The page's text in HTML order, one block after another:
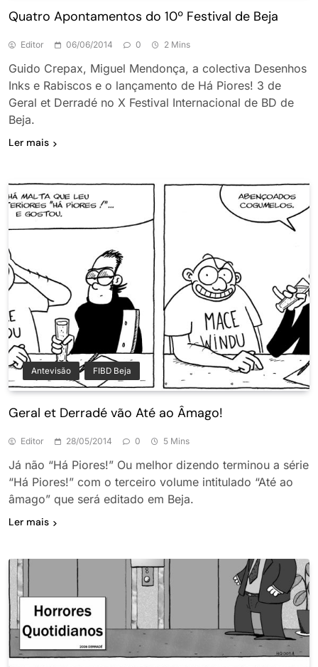
Quatro Apontamentos do 10º Festival de Beja
Editor 06/06/2014 0 2 Mins
Guido Crepax, Miguel Mendonça, a colectiva Desenhos
Inks e Rabiscos e o lançamento de Há Piores! 3 de
Geral et Derradé no X Festival Internacional de BD de
Beja.
Ler mais
Antevisão FIBD Beja
Geral et Derradé vão Até ao Âmago!
Editor 28/05/2014 0 5 Mins
Já não “Há Piores!” Ou melhor dizendo terminou a série
“Há Piores!” com o terceiro volume intitulado “Até ao
âmago” que será editado em Beja.
Ler mais